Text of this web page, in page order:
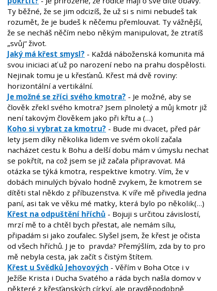
Ty běžné, že se jim odcizíš, že už si s nimi nebudeš tak
rozumět, že je budeš k něčemu přemlouvat. Ty vážnější,
že se necháš něčím nebo někým manipulovat, že ztratíš
„svůj“ život.
Jaký má křest smysl? - Každá náboženská komunita má
svou iniciaci ať už po narození nebo na prahu dospělosti.
Nejinak tomu je u křesťanů. Křest má dvě roviny:
horizontální a vertikální.
Je možné se zříci svého kmotra? - Je možné, aby se
člověk zřekl svého kmotra? Jsem plnoletý a můj kmotr již
není takovým člověkem jako při křtu a (…)
Koho si vybrat za kmotru? - Bude mi dvacet, před pár
lety jsem díky několika lidem ve svém okolí začala
nacházet cestu k Bohu a delší dobu mám v úmyslu nechat
se pokřtít, na což jsem se již začala připravovat. Má
otázka se týká kmotra, respektive kmotry. Vím, že v
dobách minulých bývalo hodně zvykem, že kmotrem se
dítěti stal někdo z příbuzenstva. K víře mě přivedla jedna
paní, asi tak ve věku mé matky, která bylo po několik(…)
Křest na odpuštění hříchů - Bojuji s určitou závislostí,
mrzí mě to a chtěl bych přestat, ale nemám sílu,
připadám si jako zoufalec. Slyšel jsem, že křest je očista
od všech hříchů. J je to pravda? Přemýšlím, zda by to pro
mě nebyla cesta, jak začít s čistým štítem.
Křest u Svědků Jehovových - Věřím v Boha Otce i v
Ježíše Krista i Ducha Svatého a ráda bych našla domov v
některé z křesťanských církví, ale pravděpodobně